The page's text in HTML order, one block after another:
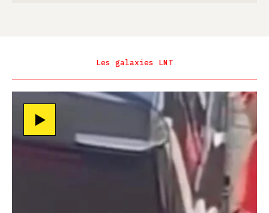
Les galaxies LNT